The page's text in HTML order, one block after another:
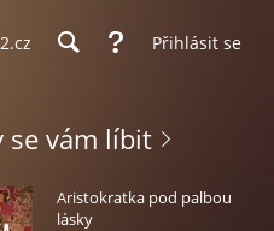
Přihlásit se
se vám líbit
Aristokratka pod palbou
lásky